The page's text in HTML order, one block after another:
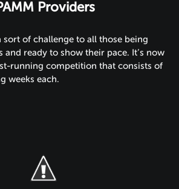
Providers
sort of challenge to all those being
and ready to show their pace. It’s now
running competition that consists of
weeks each.